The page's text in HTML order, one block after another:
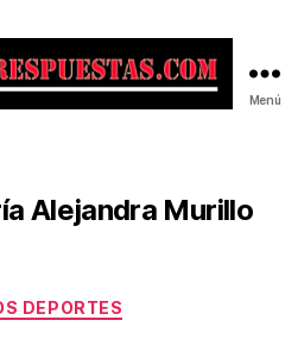
Menú
Alejandra Murillo
Categorías
DEPORTES